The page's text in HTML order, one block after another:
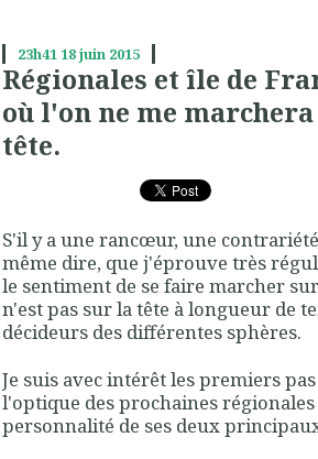
23h4118juin 2015
Régionales et île de
où l'on ne me
tête.
S'il y a une rancœur, une
même dire, que j'éprouve très
le sentiment de se faire marcher
n'est pas sur la tête à longueur de
décideurs des différentes sphères.
Je suis avec intérêt les premiers
l'optique des prochaines
personnalité de ses deux